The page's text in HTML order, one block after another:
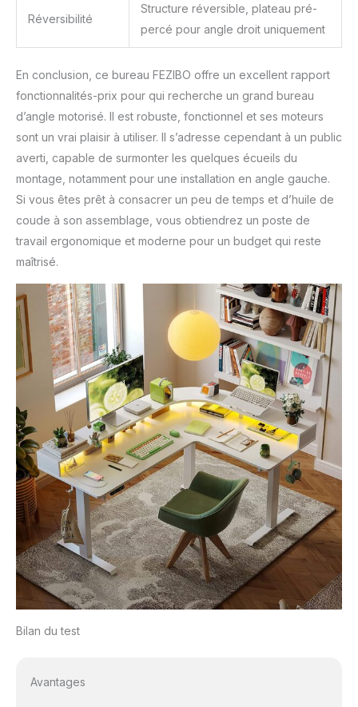
Réversibilité
Structure réversible, plateau pré-
percé pour angle droit uniquement
En conclusion, ce bureau FEZIBO offre un excellent rapport
fonctionnalités-prix pour qui recherche un grand bureau
d’angle motorisé. Il est robuste, fonctionnel et ses moteurs
sont un vrai plaisir à utiliser. Il s’adresse cependant à un public
averti, capable de surmonter les quelques écueils du
montage, notamment pour une installation en angle gauche.
Si vous êtes prêt à consacrer un peu de temps et d’huile de
coude à son assemblage, vous obtiendrez un poste de
travail ergonomique et moderne pour un budget qui reste
maîtrisé.
Bilan du test
Avantages